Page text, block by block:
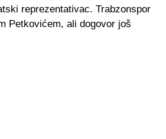
reprezentativac. Trabzonspor
Petkovićem, ali dogovor još